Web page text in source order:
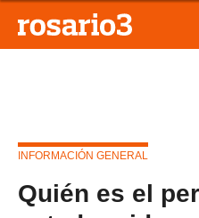
INFORMACIÓN GENERAL
Quién es el